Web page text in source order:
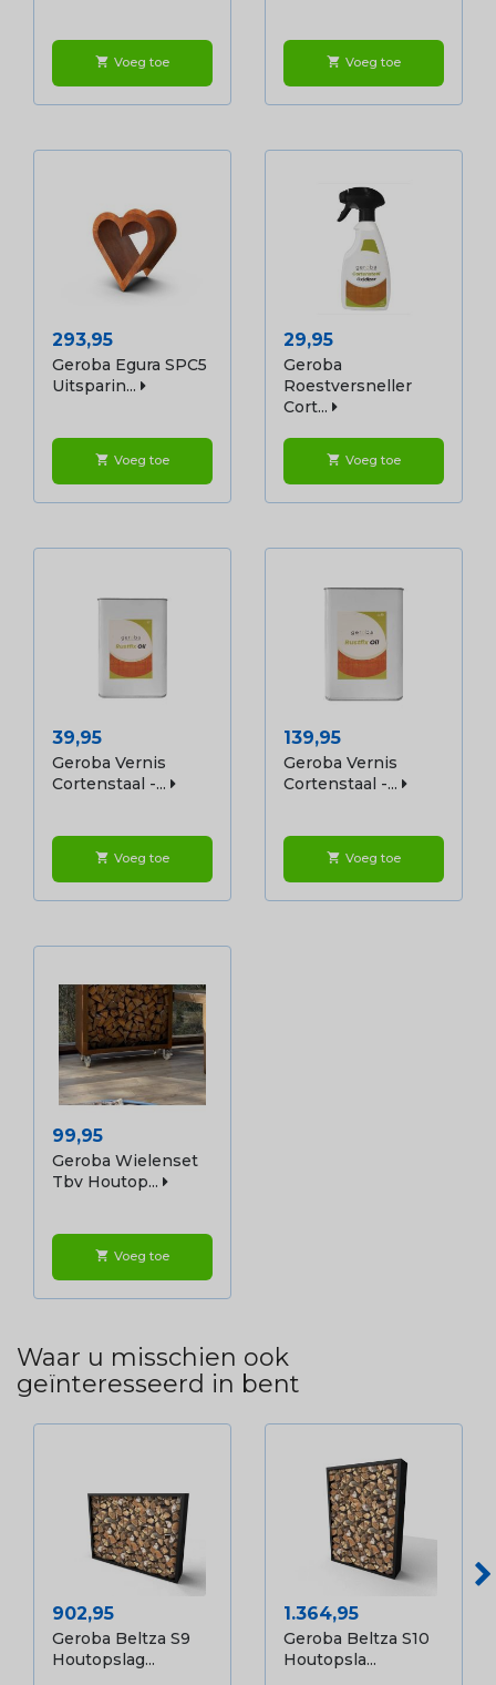
shopping_cart Voeg toe shopping_cart Voeg toe
Prijs
293,95
Geroba Egura SPC5
Uitsparin...
shopping_cart Voeg toe
Prijs
29,95
Geroba
Roestversneller
Cort...
shopping_cart Voeg toe
Prijs
39,95
Geroba Vernis
Cortenstaal -...
shopping_cart Voeg toe
Prijs
139,95
Geroba Vernis
Cortenstaal -...
shopping_cart Voeg toe
Prijs
99,95
Geroba Wielenset
Tbv Houtop...
shopping_cart Voeg toe
Waar u misschien ook
geïnteresseerd in bent
Prijs
902,95
Geroba Beltza S9
Houtopslag...
Prijs
1.364,95
Geroba Beltza S10
Houtopsla...